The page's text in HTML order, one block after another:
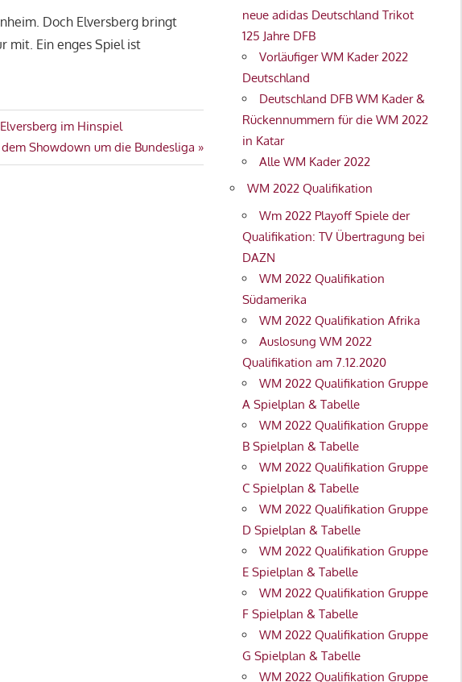
Doch Elversberg bringt
mit. Ein enges Spiel ist
im Hinspiel
Showdown um die Bundesliga
neue adidas Deutschland Trikot
125 Jahre DFB
Vorläufiger WM Kader 2022
Deutschland
Deutschland DFB WM Kader &
Rückennummern für die WM 2022
in Katar
Alle WM Kader 2022
WM 2022 Qualifikation
Wm 2022 Playoff Spiele der
Qualifikation: TV Übertragung bei
DAZN
WM 2022 Qualifikation
Südamerika
WM 2022 Qualifikation Afrika
Auslosung WM 2022
Qualifikation am 7.12.2020
WM 2022 Qualifikation Gruppe
A Spielplan & Tabelle
WM 2022 Qualifikation Gruppe
B Spielplan & Tabelle
WM 2022 Qualifikation Gruppe
C Spielplan & Tabelle
WM 2022 Qualifikation Gruppe
D Spielplan & Tabelle
WM 2022 Qualifikation Gruppe
E Spielplan & Tabelle
WM 2022 Qualifikation Gruppe
F Spielplan & Tabelle
WM 2022 Qualifikation Gruppe
G Spielplan & Tabelle
WM 2022 Qualifikation Gruppe